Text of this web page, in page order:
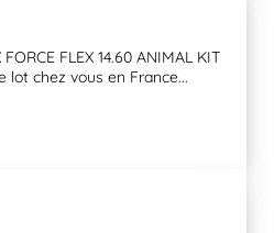
FLEX 14.60 ANIMAL KIT
lot chez vous en France...